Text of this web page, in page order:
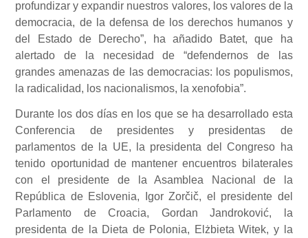
profundizar y expandir nuestros valores, los valores de la
democracia, de la defensa de los derechos humanos y
del Estado de Derecho”, ha añadido Batet, que ha
alertado de la necesidad de “defendernos de las
grandes amenazas de las democracias: los populismos,
la radicalidad, los nacionalismos, la xenofobia”.
Durante los dos días en los que se ha desarrollado esta
Conferencia de presidentes y presidentas de
parlamentos de la UE, la presidenta del Congreso ha
tenido oportunidad de mantener encuentros bilaterales
con el presidente de la Asamblea Nacional de la
República de Eslovenia, Igor Zorčič, el presidente del
Parlamento de Croacia, Gordan Jandroković, la
presidenta de la Dieta de Polonia, Elżbieta Witek, y la